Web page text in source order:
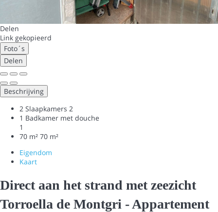
Delen
Link gekopieerd
Foto´s
Delen
Beschrijving
2 Slaapkamers 2
1 Badkamer met douche
1
70 m² 70 m²
Eigendom
Kaart
Direct aan het strand met zeezicht
Torroella de Montgri -Appartement